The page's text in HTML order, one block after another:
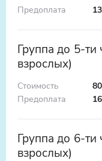
были такими
его
откройте
Предоплата
Группа до 5-ти
взрослых)
Стоимость
Предоплата
Группа до 6-ти
взрослых)